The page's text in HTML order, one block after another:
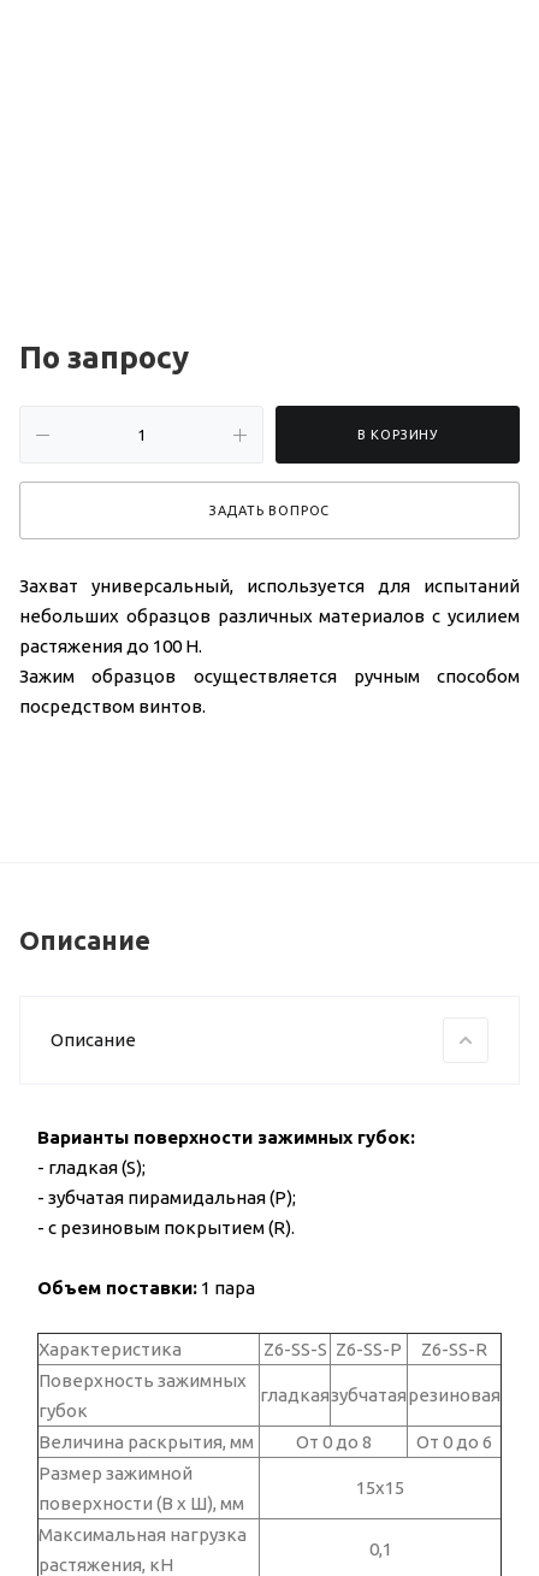
По запросу
В КОРЗИНУ
ЗАДАТЬ ВОПРОС
Захват универсальный, используется для испытаний
небольших образцов различных материалов с усилием
растяжения до 100 Н.
Зажим образцов осуществляется ручным способом
посредством винтов.
Описание
Описание
Варианты поверхности зажимных губок:
- гладкая (S);
- зубчатая пирамидальная (P);
- с резиновым покрытием (R).
Объем поставки: 1 пара
Характеристика Z6-SS-S Z6-SS-P
Z6-SS-R
Поверхность зажимных
губок
гладкаязубчатаярезиновая
Величина раскрытия, мм От 0 до 8
От 0 до 6
Размер зажимной
поверхности (В x Ш), мм
15х15
Максимальная нагрузка
растяжения, кН
0,1